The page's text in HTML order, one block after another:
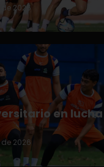
2026
en
2026